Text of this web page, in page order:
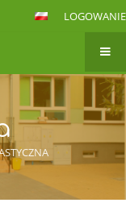
LOGOWANIE